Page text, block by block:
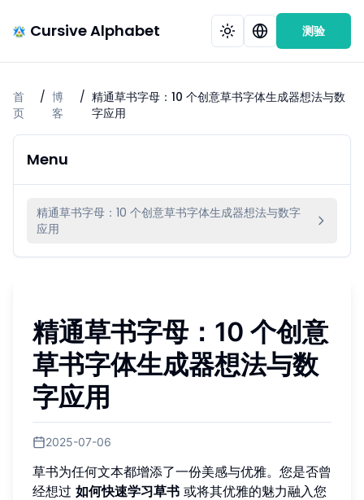
Cursive Alphabet 测验
首
页
/ 博
客
/ 精通草书字母：10 个创意草书字体生成器想法与数
字应用
Menu
精通草书字母：10 个创意草书字体生成器想法与数字
应用
精通草书字母：10 个创意
草书字体生成器想法与数
字应用
2025-07-06
草书为任何文本都增添了一份美感与优雅。您是否曾
经想过 如何快速学习草书 或将其优雅的魅力融入您